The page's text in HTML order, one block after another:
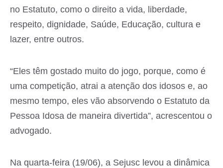
no Estatuto, como o direito a vida, liberdade,
respeito, dignidade, Saúde, Educação, cultura e
lazer, entre outros.
“Eles têm gostado muito do jogo, porque, como é
uma competição, atrai a atenção dos idosos e, ao
mesmo tempo, eles vão absorvendo o Estatuto da
Pessoa Idosa de maneira divertida”, acrescentou o
advogado.
Na quarta-feira (19/06), a Sejusc levou a dinâmica